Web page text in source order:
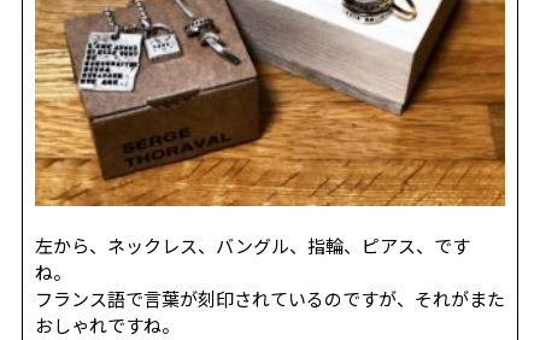
RECRUIT 採用情報
お電話でご予約
左から、ネックレス、バングル、指輪、ピアス、です
ね。
フランス語で言葉が刻印されているのですが、それがまた
おしゃれですね。